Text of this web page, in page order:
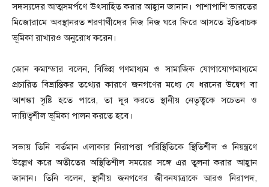
সদস্যদের আত্মসমর্পণে উৎসাহিত করার আহ্বান জানান। পাশাপাশি ভারতের
মিজোরামে অবস্থানরত শরণার্থীদের নিজ নিজ ঘরে ফিরে আসতে ইতিবাচক
ভূমিকা রাখারও অনুরোধ করেন।
জোন কমান্ডার বলেন, বিভিন্ন গণমাধ্যম ও সামাজিক যোগাযোগমাধ্যমে
প্রচারিত বিভ্রান্তিকর তথ্যের কারণে জনগণের মধ্যে যে ধরনের উদ্বেগ বা
আশঙ্কা সৃষ্টি হতে পারে, তা দূর করতে স্থানীয় নেতৃত্বকে সচেতন ও
দায়িত্বশীল ভূমিকা পালন করতে হবে।
সভায় তিনি বর্তমান এলাকার নিরাপত্তা পরিস্থিতিকে স্থিতিশীল ও নিয়ন্ত্রণে
উল্লেখ করে অতীতের অস্থিতিশীল সময়ের সঙ্গে এর তুলনা করার আহ্বান
জানান। তিনি বলেন, স্থানীয় জনগণের জীবনযাত্রাকে আরও নিরাপদ,